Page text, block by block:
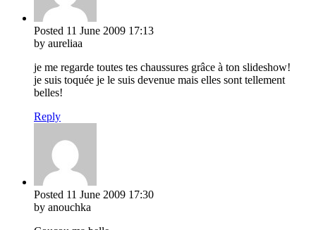
Posted 11 June 2009 17:13
by aureliaa
je me regarde toutes tes chaussures grâce à ton slideshow!
je suis toquée je le suis devenue mais elles sont tellement
belles!
Reply
Posted 11 June 2009 17:30
by anouchka